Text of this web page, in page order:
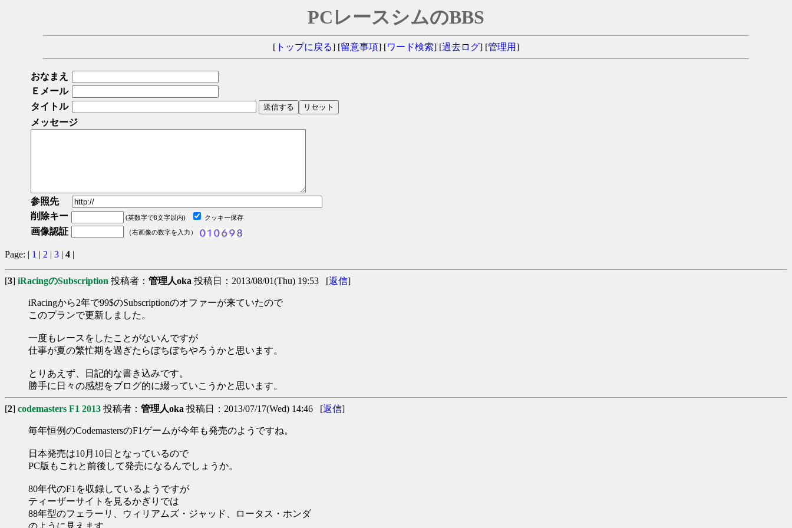
PCレースシムのBBS
[ トップに戻る] [留意事項] [ワード検索] [過去ログ] [管理用]
おなまえ
Ｅメール
タイトル
メッセージ
参照先
削除キー
(英数字で8文字以内) クッキー保存
画像認証 （右画像の数字を入力）
Page: | 1 | 2 | 3 | 4 |
[3] iRacingのSubscription 投稿者： 管理人oka 投稿日：2013/08/01(Thu) 19:53 [返信]
iRacingから2年で99$のSubscriptionのオファーが来ていたので
このプランで更新しました。
一度もレースをしたことがないんですが
仕事が夏の繁忙期を過ぎたらぼちぼちやろうかと思います。
とりあえず、日記的な書き込みです。
勝手に日々の感想をブログ的に綴っていこうかと思います。
[2] codemasters F1 2013 投稿者： 管理人oka 投稿日：2013/07/17(Wed) 14:46 [返信]
毎年恒例のCodemastersのF1ゲームが今年も発売のようですね。
日本発売は10月10日となっているので
PC版もこれと前後して発売になるんでしょうか。
80年代のF1を収録しているようですが
ティーザーサイトを見るかぎりでは
88年型のフェラーリ、ウィリアムズ・ジャッド、ロータス・ホンダ
のように見えます。